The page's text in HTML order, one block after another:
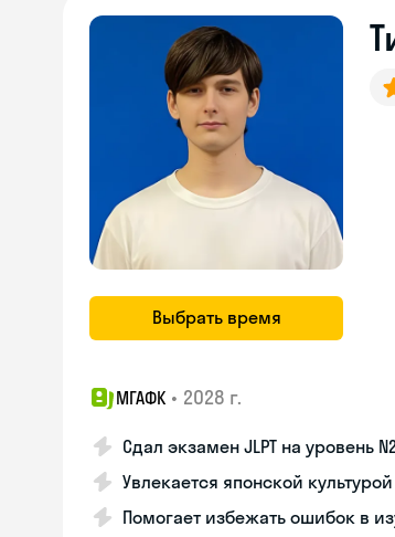
Выбрать время
МГАФК • 2028 г.
Сдал экзамен JLPT на уровень
Увлекается японской
Помогает избежать ошибок в